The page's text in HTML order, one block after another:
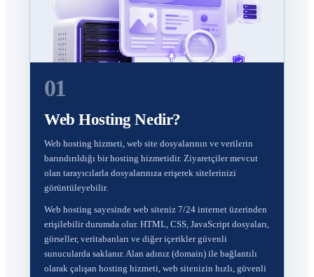
01
Web Hosting Nedir?
Web hosting hizmeti, web site dosyalarının ve verilerin
barındırıldığı bir hosting hizmetidir. Ziyaretçiler mevcut
olan tarayıcılarla dosyalarınıza erişerek sitelerinizi
görüntüleyebilir.
Web hosting sayesinde web siteniz 7/24 internet üzerinden
erişilebilir durumda olur. HTML, CSS, JavaScript dosyaları,
görseller, veritabanları ve diğer içerikler güvenli
sunucularda saklanır. Alan adınız (domain) ile bağlantılı
olarak çalışan hosting hizmeti, web sitenizin hızlı, güvenli